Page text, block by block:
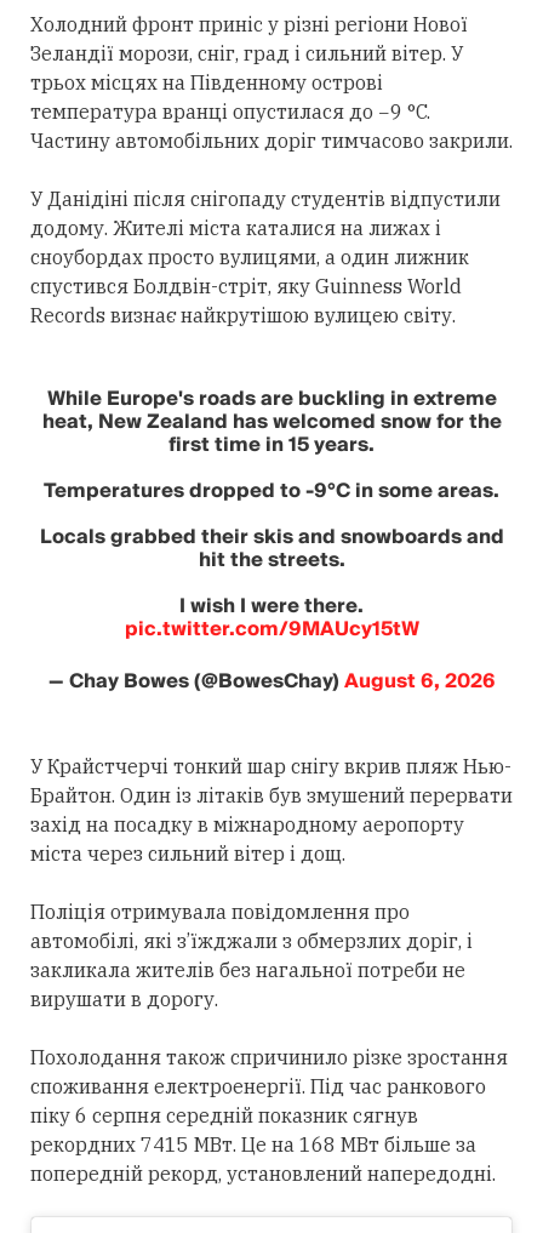
Холодний фронт приніс у різні регіони Нової
Зеландії морози, сніг, град і сильний вітер. У
трьох місцях на Південному острові
температура вранці опустилася до −9 °C.
Частину автомобільних доріг тимчасово закрили.
У Данідіні після снігопаду студентів відпустили
додому. Жителі міста каталися на лижах і
сноубордах просто вулицями, а один лижник
спустився Болдвін-стріт, яку Guinness World
Records визнає найкрутішою вулицею світу.
While Europe's roads are buckling in extreme
heat, New Zealand has welcomed snow for the
first time in 15 years.
Temperatures dropped to -9°C in some areas.
Locals grabbed their skis and snowboards and
hit the streets.
I wish I were there.
pic.twitter.com/9MAUcy15tW
— Chay Bowes (@BowesChay)August 6, 2026
У Крайстчерчі тонкий шар снігу вкрив пляж Нью-
Брайтон. Один із літаків був змушений перервати
захід на посадку в міжнародному аеропорту
міста через сильний вітер і дощ.
Поліція отримувала повідомлення про
автомобілі, які з’їжджали з обмерзлих доріг, і
закликала жителів без нагальної потреби не
вирушати в дорогу.
Похолодання також спричинило різке зростання
споживання електроенергії. Під час ранкового
піку 6 серпня середній показник сягнув
рекордних 7415 МВт. Це на 168 МВт більше за
попередній рекорд, установлений напередодні.